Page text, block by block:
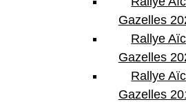
Etape 5 Première partie
Gazelles
Rallye
Gazelles
Rallye
Gazelles